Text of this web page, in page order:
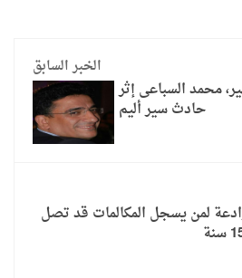
الخبر السابق
محمد السباعى إثر
حادث سير أليم
لمن يسجل المكالمات قد تصل